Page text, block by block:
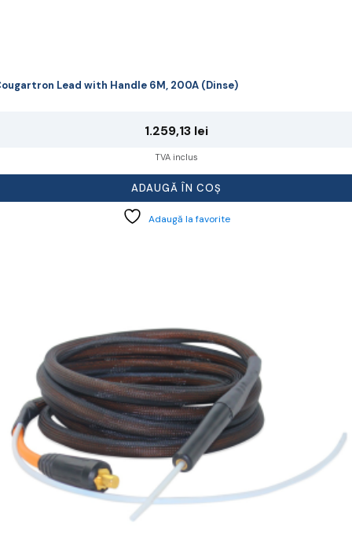
Lead with Handle 6M, 200A (Dinse)
1.259,13 lei
TVA inclus
ADAUGĂ ÎN COȘ
Adaugă la favorite